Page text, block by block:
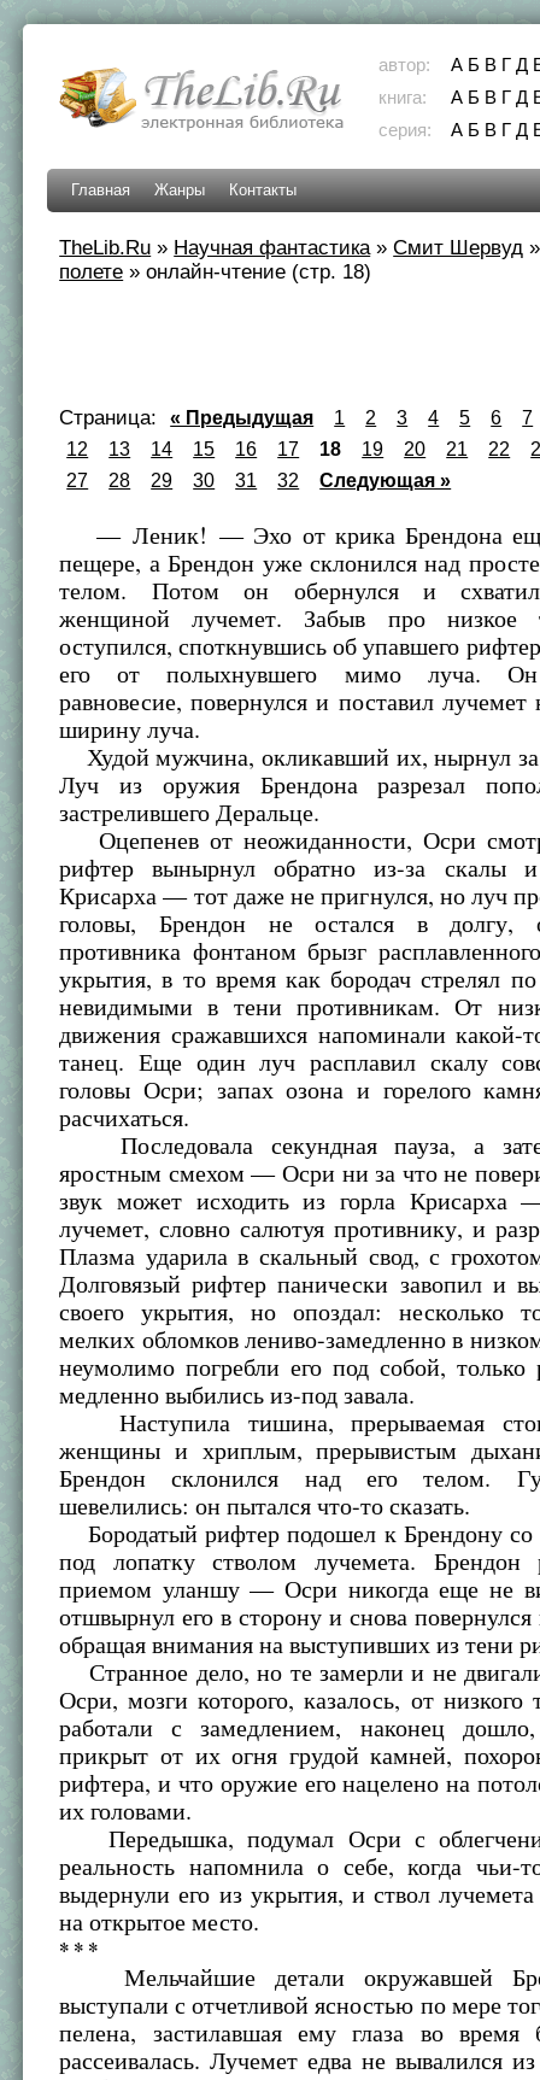
автор: А Б В Г Д
книга:
А Б В Г Д
серия:
А Б В Г Д
Главная Жанры Контакты
TheLib.Ru » Научная фантастика»Смит Шервуд
полете »онлайн-чтение (стр. 18)
Страница: « Предыдущая 1 2 3 4 5 6
7
12
13 14 15 16 17 18 19 20 21 22
27
28 29 30 31 32 Следующая »
— Леник! — Эхо от крика Брендона
пещере, а Брендон уже склонился над
телом. Потом он обернулся и
женщиной лучемет. Забыв про низкое
оступился, споткнувшись об упавшего
его от полыхнувшего мимо луча. Он
равновесие, повернулся и поставил
ширину луча.
Худой мужчина, окликавший их, нырнул
Луч из оружия Брендона разрезал
застрелившего Деральце.
Оцепенев от неожиданности, Осри
рифтер вынырнул обратно из-за скалы
Крисарха — тот даже не пригнулся, но луч
головы, Брендон не остался в долгу,
противника фонтаном брызг
укрытия, в то время как бородач стрелял
невидимыми в тени противникам. От
движения сражавшихся напоминали какой-
танец. Еще один луч расплавил скалу
головы Осри; запах озона и горелого
расчихаться.
Последовала секундная пауза, а
яростным смехом — Осри ни за что не
звук может исходить из горла Крисарха
лучемет, словно салютуя противнику, и
Плазма ударила в скальный свод, с
Долговязый рифтер панически завопил и
своего укрытия, но опоздал: несколько
мелких обломков лениво-замедленно в
неумолимо погребли его под собой, только
медленно выбились из-под завала.
Наступила тишина, прерываемая
женщины и хриплым, прерывистым
Брендон склонился над его телом.
шевелились: он пытался что-то сказать.
Бородатый рифтер подошел к Брендону
под лопатку стволом лучемета. Брендон
приемом уланшу — Осри никогда еще не
отшвырнул его в сторону и снова
обращая внимания на выступивших из тени
Странное дело, но те замерли и не
Осри, мозги которого, казалось, от низкого
работали с замедлением, наконец
прикрыт от их огня грудой камней,
рифтера, и что оружие его нацелено на
их головами.
Передышка, подумал Осри с
реальность напомнила о себе, когда чьи-
выдернули его из укрытия, и ствол
на открытое место.
* * *
Мельчайшие детали окружавшей
выступали с отчетливой ясностью по мере
пелена, застилавшая ему глаза во время
рассеивалась. Лучемет едва не вывалился